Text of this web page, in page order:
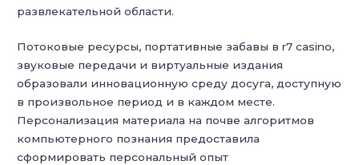
развлекательной области.
Потоковые ресурсы, портативные забавы в r7 casino,
звуковые передачи и виртуальные издания
образовали инновационную среду досуга, доступную
в произвольное период и в каждом месте.
Персонализация материала на почве алгоритмов
компьютерного познания предоставила
сформировать персональный опыт